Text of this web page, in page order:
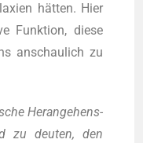
hät­ten. Hier
Funk­ti­on, die­se
anschau­lich zu
Her­an­ge­hens­
zu deu­ten, den